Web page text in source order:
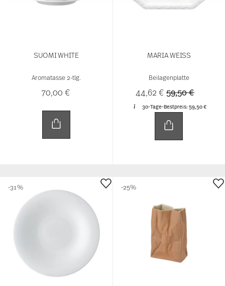
die sie im Rahmen Ihrer Nutzung der Dienste
SUOMI WHITE
Aromatasse 2-tlg.
70,00 €
MARIA WEISS
Beilagenplatte
44,62 €Price reduced
59,50 €to
30-Tage-Bestpreis: 59,50 €
-31% -25%